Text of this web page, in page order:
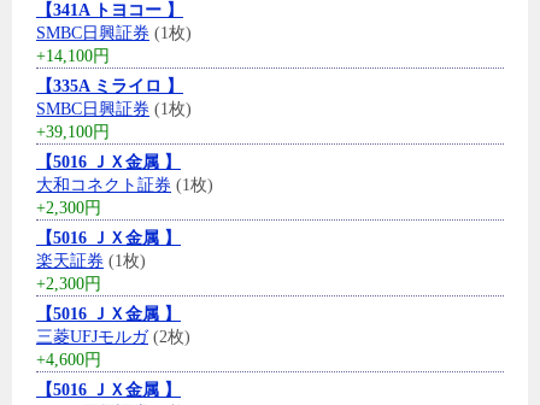
【341A トヨコー 】
SMBC日興証券 (1枚)
+14,100円
【335A ミライロ 】
SMBC日興証券 (1枚)
+39,100円
【5016 ＪＸ金属 】
大和コネクト証券 (1枚)
+2,300円
【5016 ＪＸ金属 】
楽天証券 (1枚)
+2,300円
【5016 ＪＸ金属 】
三菱UFJモルガ(2枚)
+4,600円
【5016 ＪＸ金属 】